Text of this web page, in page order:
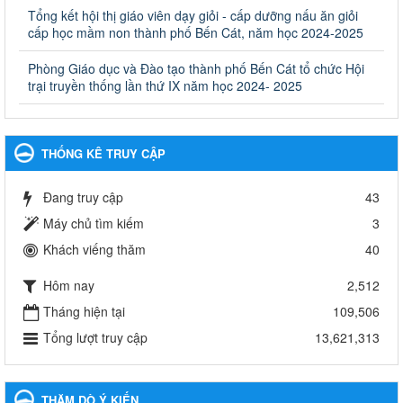
Ủy ban nhân dân cấp huyện
Ngày ban hành: 30/09/2024
Hướng dẫn thực hiện nhiệm vụ giáo dục tiểu học năm học
2024-2025
Hướng dẫn thực hiện nhiệm vụ giáo dục tiểu học năm học 2024-
2025
Ngày ban hành: 26/09/2024
Tổ chức các hoạt động hè cho học sinh năm 2024
Ngày ban hành: 24/05/2024
Tổ chức phong trào trồng cây xanh trong ngành Giáo dục
Tổ chức phong trào trồng cây xanh trong ngành Giáo dục và Đào
tạo năm 2024
Ngày ban hành: 16/05/2024
Thông báo về việc treo Quốc kỳ và nghỉ lễ kỉ niệm 49 năm
ngày Giải phóng hoàn toàn miền năm - thống nhất đất nước
Tổng kết hội thị giáo viên dạy giỏi - cấp dưỡng nấu ăn giỏi
cấp học mầm non thành phố Bến Cát, năm học 2024-2025
Phòng Giáo dục và Đào tạo thành phố Bến Cát tổ chức Hội
trại truyền thống lần thứ IX năm học 2024- 2025
THỐNG KÊ TRUY CẬP
Đang truy cập
43
Máy chủ tìm kiếm
3
Khách viếng thăm
40
Hôm nay
2,512
Tháng hiện tại
109,506
Tổng lượt truy cập
13,621,313